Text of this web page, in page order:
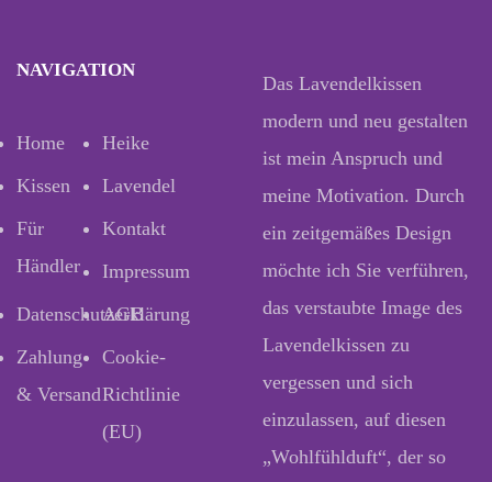
NAVIGATION
Home
Heike
Kissen
Lavendel
Für
Händler
Kontakt
Impressum
Datenschutzerklärung
AGB
Zahlung
& Versand
Cookie-
Richtlinie
(EU)
Das Lavendelkissen
modern und neu gestalten
ist mein Anspruch und
meine Motivation. Durch
ein zeitgemäßes Design
möchte ich Sie verführen,
das verstaubte Image des
Lavendelkissen zu
vergessen und sich
einzulassen, auf diesen
„Wohlfühlduft“, der so